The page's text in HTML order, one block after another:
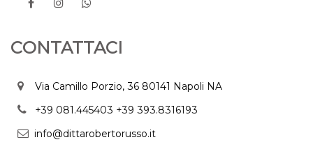
CONTATTACI
Via Camillo Porzio, 36 80141 Napoli NA
+39 081.445403 +39 393.8316193
info@dittarobertorusso.it